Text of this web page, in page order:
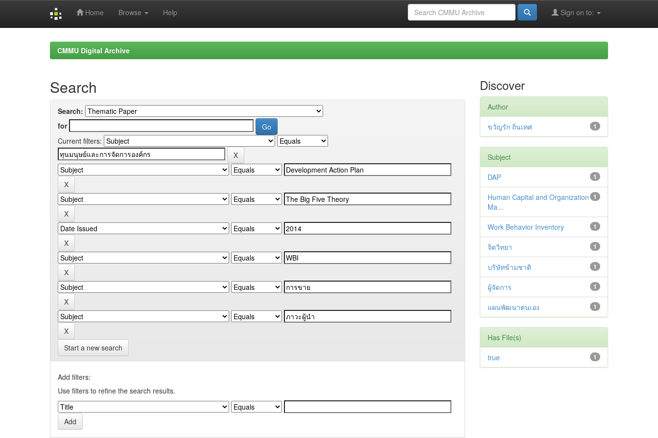
Home Browse Help Sign on to:
CMMU Digital Archive
Search
Search:
for
Current filters:
Start a new search
Add filters:
Use filters to refine the search results.
Discover
Author
1
ขวัญรัก ถิ่นเทศ
Subject
1
DAP
1
Human Capital and Organization
Ma...
1
Work Behavior Inventory
1
จิตวิทยา
1
บริษัทข้ามชาติ
1
ผู้จัดการ
1
แผนพัฒนาตนเอง
Has File(s)
1
true